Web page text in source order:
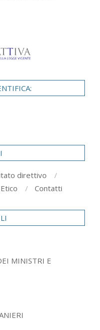
direttivo
Contatti
MINISTRI E